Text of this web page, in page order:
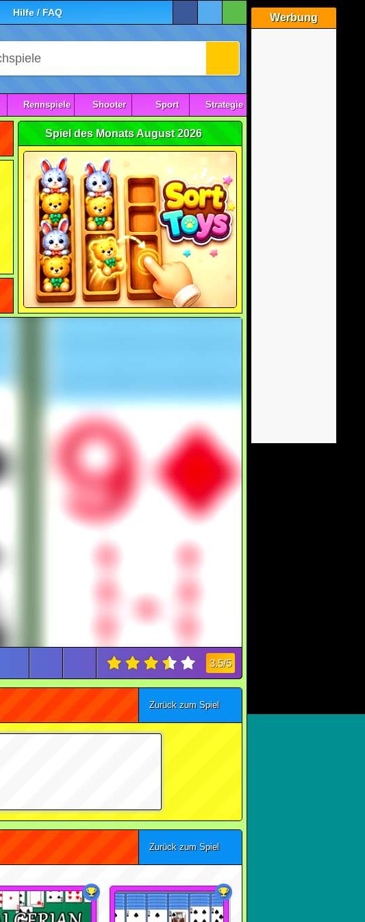
Werbung
Hilfe / FAQ
Rennspiele Shooter Sport Strategie
Spiel des Monats August 2026
3.5/5
Zurück zum Spiel
Zurück zum Spiel